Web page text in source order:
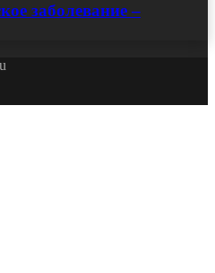
заболевание –